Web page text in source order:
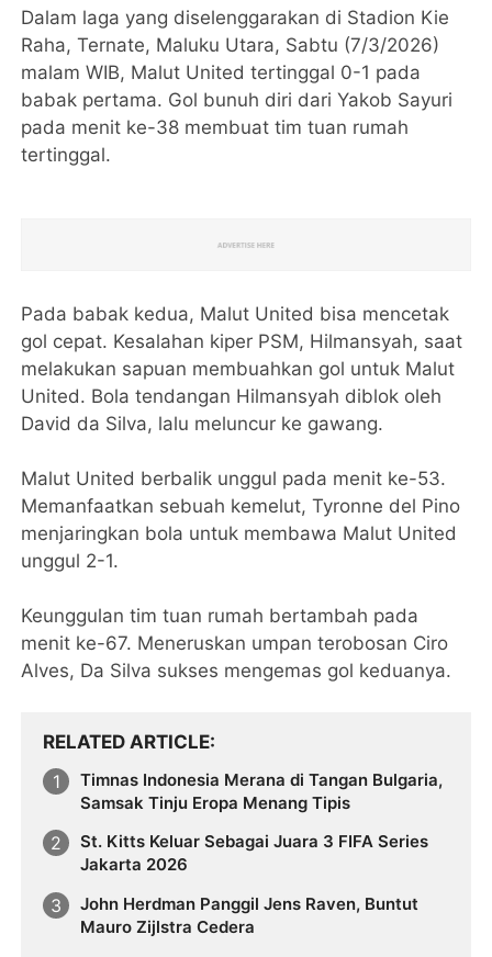
Dalam laga yang diselenggarakan di Stadion Kie
Raha, Ternate, Maluku Utara, Sabtu (7/3/2026)
malam WIB, Malut United tertinggal 0-1 pada
babak pertama. Gol bunuh diri dari Yakob Sayuri
pada menit ke-38 membuat tim tuan rumah
tertinggal.
Pada babak kedua, Malut United bisa mencetak
gol cepat. Kesalahan kiper PSM, Hilmansyah, saat
melakukan sapuan membuahkan gol untuk Malut
United. Bola tendangan Hilmansyah diblok oleh
David da Silva, lalu meluncur ke gawang.
Malut United berbalik unggul pada menit ke-53.
Memanfaatkan sebuah kemelut, Tyronne del Pino
menjaringkan bola untuk membawa Malut United
unggul 2-1.
Keunggulan tim tuan rumah bertambah pada
menit ke-67. Meneruskan umpan terobosan Ciro
Alves, Da Silva sukses mengemas gol keduanya.
RELATED ARTICLE
Timnas Indonesia Merana di Tangan Bulgaria,
Samsak Tinju Eropa Menang Tipis
St. Kitts Keluar Sebagai Juara 3 FIFA Series
Jakarta 2026
John Herdman Panggil Jens Raven, Buntut
Mauro Zijlstra Cedera